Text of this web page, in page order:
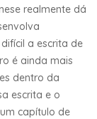
realmente dá
a escrita de
é ainda mais
dentro da
escrita e o
capítulo de